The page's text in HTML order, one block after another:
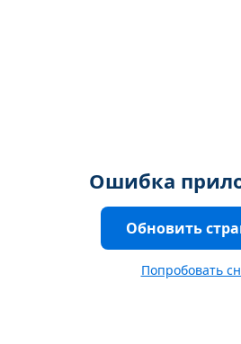
Ошибка
Обновить
Попробовать